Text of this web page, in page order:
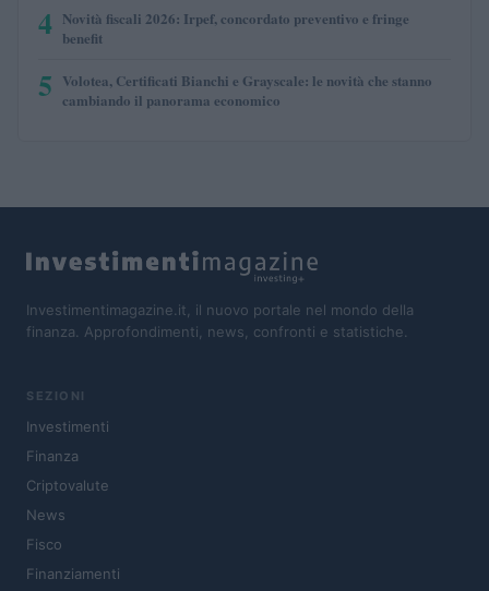
4 Novità fiscali 2026: Irpef, concordato preventivo e fringe
benefit
5 Volotea, Certificati Bianchi e Grayscale: le novità che stanno
cambiando il panorama economico
Investimentimagazine.it, il nuovo portale nel mondo della
finanza. Approfondimenti, news, confronti e statistiche.
SEZIONI
Investimenti
Finanza
Criptovalute
News
Fisco
Finanziamenti